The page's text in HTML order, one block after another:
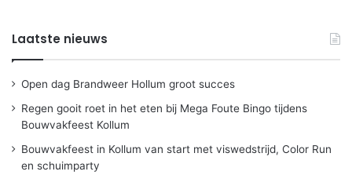
Laatste nieuws
Open dag Brandweer Hollum groot succes
Regen gooit roet in het eten bij Mega Foute Bingo tijdens
Bouwvakfeest Kollum
Bouwvakfeest in Kollum van start met viswedstrijd, Color Run
en schuimparty